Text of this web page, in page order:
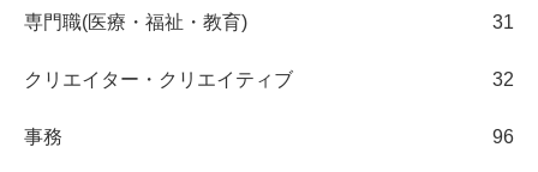
専門職(医療・福祉・教育) 31
クリエイター・クリエイティブ 32
事務 96